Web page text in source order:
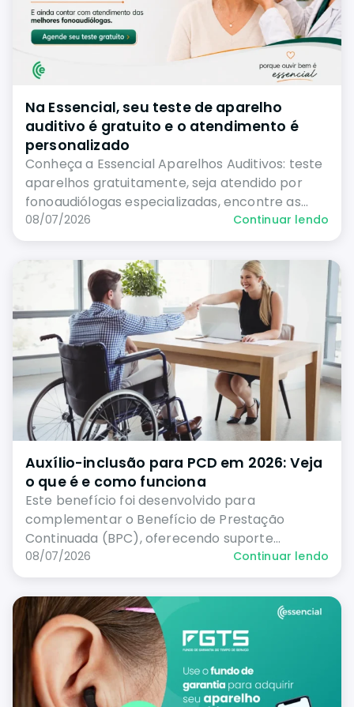
Na Essencial, seu teste de aparelho
auditivo é gratuito e o atendimento é
personalizado
Conheça a Essencial Aparelhos Auditivos: teste
aparelhos gratuitamente, seja atendido por
fonoaudiólogas especializadas, encontre as
melhores marcas e conte com
acompanhamento vitalício após a compra.
08/07/2026 Continuar lendo
Auxílio-inclusão para PCD em 2026: Veja
o que é e como funciona
Este benefício foi desenvolvido para
complementar o Benefício de Prestação
Continuada (BPC), oferecendo suporte
financeiro adicional e incentivando a
integração de pessoas com deficiência (PCDs)
no mercado de trabalho.
08/07/2026 Continuar lendo